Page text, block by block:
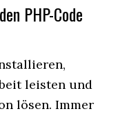
PHP-Code
leisten und
lösen. Immer